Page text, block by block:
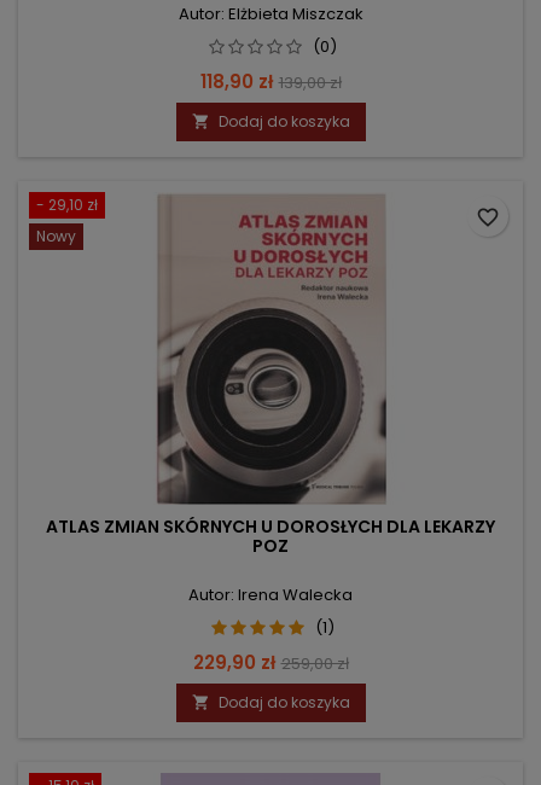
Autor: Elżbieta Miszczak
(0)
Cena
118,90 zł Cena
podstawowa
139,00 zł
 Dodaj do koszyka
- 29,10 zł
Nowy
ATLAS ZMIAN SKÓRNYCH U DOROSŁYCH DLA LEKARZY
POZ
Autor: Irena Walecka
(1)
Cena
229,90 zł Cena
podstawowa
259,00 zł
 Dodaj do koszyka
favorite_border